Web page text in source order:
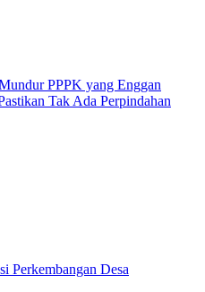
PPPK yang Enggan
Tak Ada Perpindahan
Perkembangan Desa